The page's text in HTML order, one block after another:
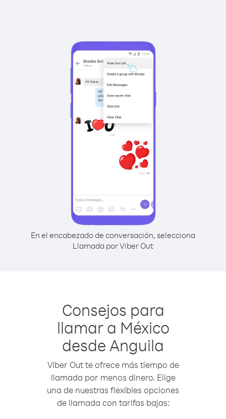
En el encabezado de conversación, selecciona
Llamada por Viber Out
Consejos para
llamar a México
desde Anguila
Viber Out te ofrece más tiempo de
llamada por menos dinero. Elige
una de nuestras flexibles opciones
de llamada con tarifas bajas: